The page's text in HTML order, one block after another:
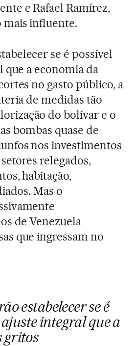
e Rafael Ramírez,
mais influente.
se é possível
a economia da
no gasto público, a
de medidas tão
do bolívar e o
bombas quase de
nos investimentos
relegados,
habitação,
Mas o
de Venezuela
que ingressam no
estabelecer se é
integral que a
gritos